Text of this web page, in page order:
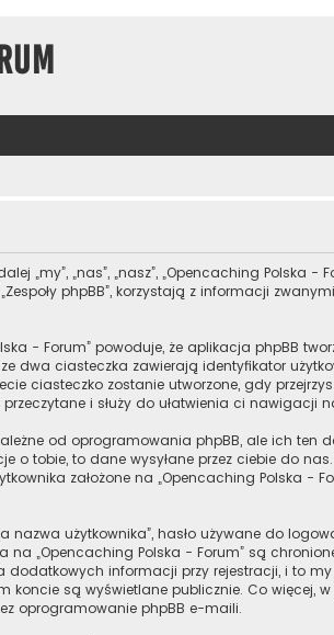
„my”, „nas”, „nasz”, „Opencaching Polska -
phpBB”, korzystają z informacji
- Forum” powoduje, że aplikacja phpBB
dwa ciasteczka zawierają identyfikator
ciasteczko zostanie utworzone, gdy
i służy do ułatwienia ci nawigacji
od oprogramowania phpBB, ale ich
o tobie, to dane wysyłane przez ciebie do
założone na „Opencaching Polska -
użytkownika”, hasło używane do
„Opencaching Polska - Forum” są
informacji przy rejestracji, i to
koncie są wyświetlane publicznie. Co więcej,
oprogramowanie phpBB e-maili.